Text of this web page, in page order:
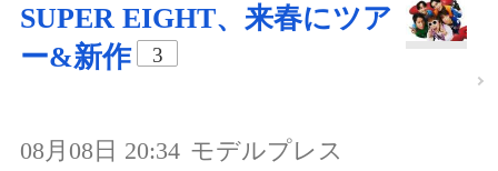
SUPER EIGHT、来春にツア
ー&新作
3
08月08日 20:34 モデルプレス